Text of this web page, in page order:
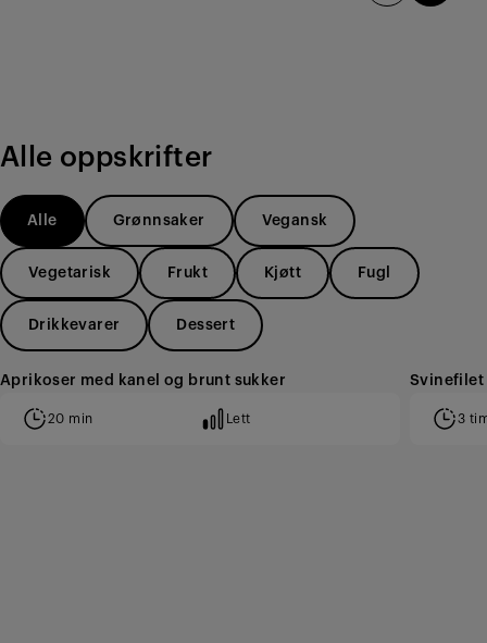
Alle oppskrifter
Alle Grønnsaker Vegansk
Vegetarisk Frukt Kjøtt Fugl
Drikkevarer Dessert
Aprikoser med kanel og brunt sukker
20 min Lett
Svinefilet
3